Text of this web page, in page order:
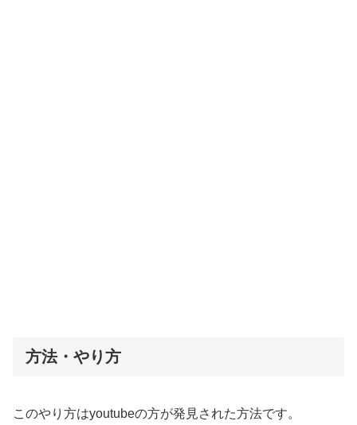
方法・やり方
このやり方はyoutubeの方が発見された方法です。